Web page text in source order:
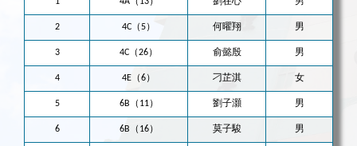
2 4C（5） 何曜翔 男
3 4C（26） 俞懿殷 男
4 4E（6） 刁芷淇 女
5 6B（11） 劉子灝 男
6 6B（16） 莫子駿 男